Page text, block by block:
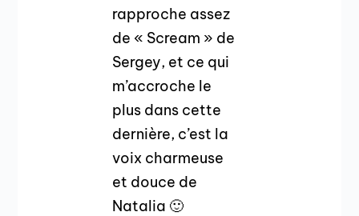
rapproche assez
de « Scream » de
Sergey, et ce qui
m’accroche le
plus dans cette
dernière, c’est la
voix charmeuse
et douce de
Natalia 🙂